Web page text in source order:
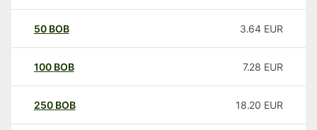
50 BOB 3.64 EUR
100 BOB 7.28 EUR
250 BOB 18.20 EUR